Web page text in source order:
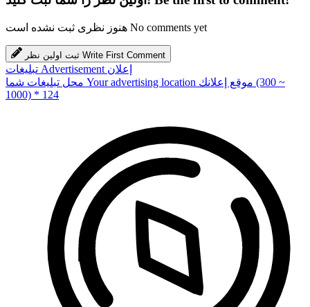
هنوز نظری ثبت نشده است No comments yet
ثبت اولین نظر Write First Comment
تبلیغات Advertisement إعلان
محل تبلیغات شما Your advertising location موقع إعلانك (300 ~
1000) * 124